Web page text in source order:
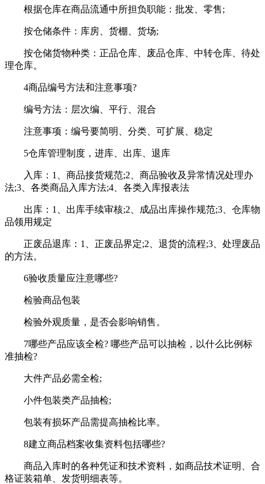
根据仓库在商品流通中所担负职能：批发、零售;
按仓储条件：库房、货棚、货场;
按仓储货物种类：正品仓库、废品仓库、中转仓库、待处
理仓库。
4商品编号方法和注意事项?
编号方法：层次编、平行、混合
注意事项：编号要简明、分类、可扩展、稳定
5仓库管理制度，进库、出库、退库
入库：1、商品接货规范;2、商品验收及异常情况处理办
法;3、各类商品入库方法;4、各类入库报表法
出库：1、出库手续审核;2、成品出库操作规范;3、仓库物
品领用规定
正废品退库：1、正废品界定;2、退货的流程;3、处理废品
的方法。
6验收质量应注意哪些?
检验商品包装
检验外观质量，是否会影响销售。
7哪些产品应该全检? 哪些产品可以抽检，以什么比例标
准抽检?
大件产品必需全检;
小件包装类产品抽检;
包装有损坏产品需提高抽检比率。
8建立商品档案收集资料包括哪些?
商品入库时的各种凭证和技术资料，如商品技术证明、合
格证装箱单、发货明细表等。